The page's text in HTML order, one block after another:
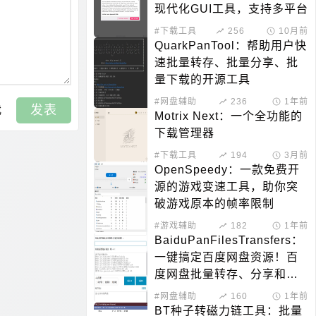
发表
现代化GUI工具，支持多平台
#下载工具 256 10月前
QuarkPanTool：帮助用户快
速批量转存、批量分享、批
量下载的开源工具
#网盘辅助 236 1年前
Motrix Next：一个全功能的
下载管理器
#下载工具 194 3月前
OpenSpeedy：一款免费开
源的游戏变速工具，助你突
破游戏原本的帧率限制
#游戏辅助 182 1年前
BaiduPanFilesTransfers：
一键搞定百度网盘资源！百
度网盘批量转存、分享和检
测工具
#网盘辅助 160 1年前
BT种子转磁力链工具：批量